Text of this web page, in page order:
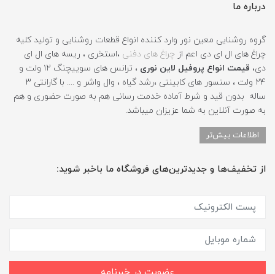
درباره ما
گروه روشنایی معین نور وارد کننده انواع قطعات روشنایی و تولید کلیه
چراغ های ال ای دی اعم از چراغ های دفنی ،استخری ، ریسه های ال ای
دی، قیمت انواع پروفیل لاین نوری
، ترانس های سوییچنگ ۱۲ ولت و
۲۴ ولت ، سنسور های کابینتی ،رشد گیاه ، وال واشر و .... با گارانتی ۳
ساله بدون قید و شرط آماده خدمت رسانی هم به صورت حضوری و هم
به صورت آنلاین به شما عزیزان میباشد.
اطلاعات بیش‌تر
از تخفیف‌ها و جدیدترین‌های فروشگاه ما باخبر شوید: